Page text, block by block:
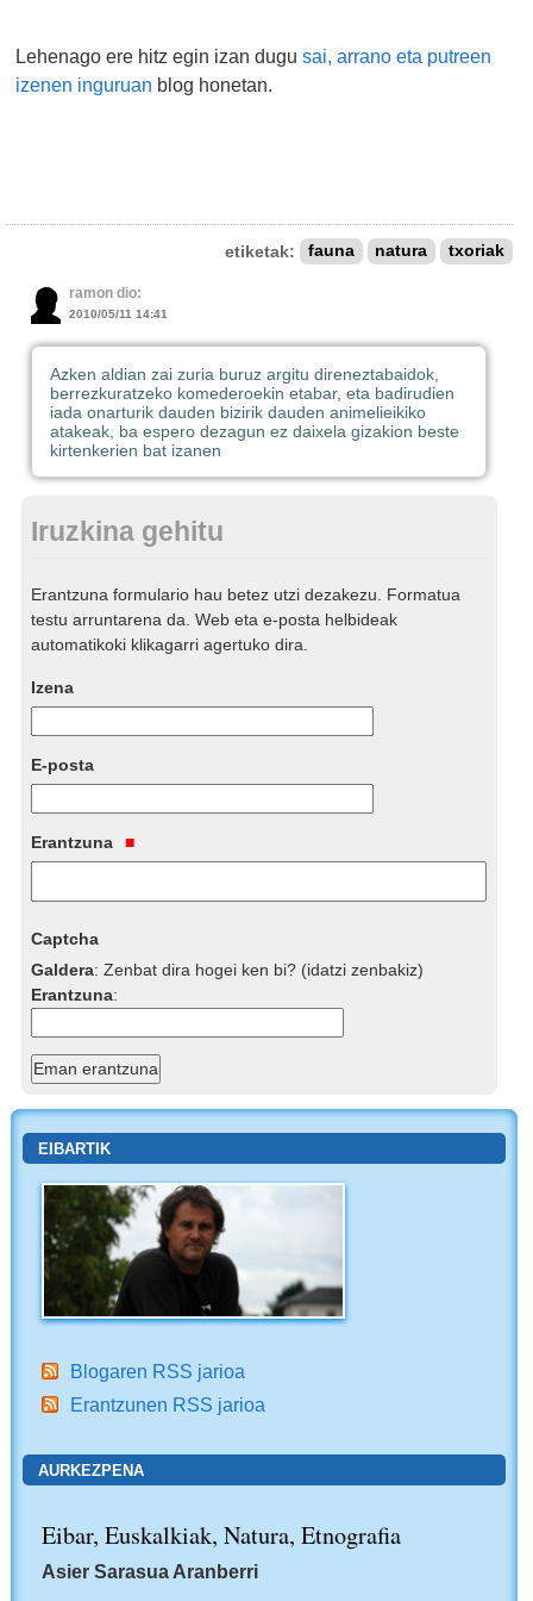
Lehenago ere hitz egin izan dugusai, arrano eta putreen
izenen inguruan blog honetan.
etiketak: fauna natura txoriak
ramon dio:
2010/05/11 14:41
Azken aldian zai zuria buruz argitu direneztabaidok,
berrezkuratzeko komederoekin etabar, eta badirudien
iada onarturik dauden bizirik dauden animelieikiko
atakeak, ba espero dezagun ez daixela gizakion beste
kirtenkerien bat izanen
Iruzkina gehitu
Erantzuna formulario hau betez utzi dezakezu. Formatua
testu arruntarena da. Web eta e-posta helbideak
automatikoki klikagarri agertuko dira.
Izena
E-posta
Erantzuna
Captcha
Galdera:Zenbat dira hogei ken bi? (idatzi zenbakiz)
Erantzuna:
EIBARTIK
Blogaren RSS jarioa
Erantzunen RSS jarioa
AURKEZPENA
Eibar, Euskalkiak, Natura, Etnografia
Asier Sarasua Aranberri